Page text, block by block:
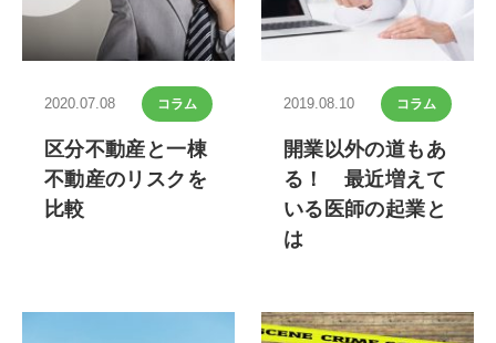
2020.07.08 コラム
区分不動産と一棟
不動産のリスクを
比較
2019.08.10 コラム
開業以外の道もあ
る！ 最近増えて
いる医師の起業と
は